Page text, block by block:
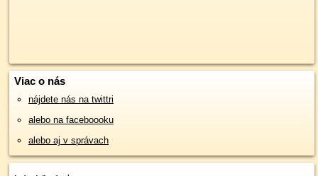
Viac o nás
nájdete nás na twittri
alebo na faceboooku
alebo aj v správach